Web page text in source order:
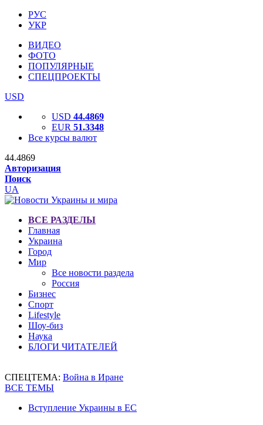
РУС
УКР
ВИДЕО
ФОТО
ПОПУЛЯРНЫЕ
СПЕЦПРОЕКТЫ
USD
USD 44.4869
EUR 51.3348
Все курсы валют
44.4869
Авторизация
Поиск
UA
ВСЕ РАЗДЕЛЫ
Главная
Украина
Город
Мир
Все новости раздела
Россия
Бизнес
Спорт
Lifestyle
Шоу-биз
Наука
БЛОГИ ЧИТАТЕЛЕЙ
СПЕЦТЕМА: Война в Иране
ВСЕ ТЕМЫ
Вступление Украины в ЕС